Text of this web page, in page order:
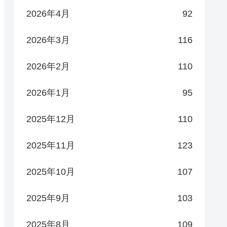
2026年4月 92
2026年3月 116
2026年2月 110
2026年1月 95
2025年12月 110
2025年11月 123
2025年10月 107
2025年9月 103
2025年8月 109